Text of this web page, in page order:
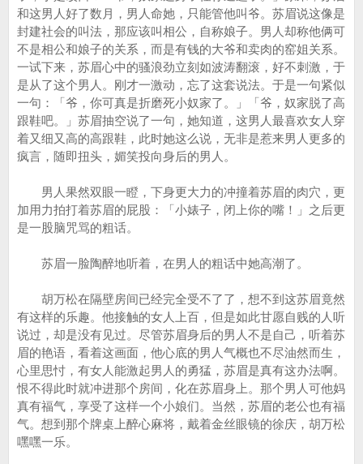
和这男人好了数月，男人命她，只能管他叫爷。苏眉说这像是
封建社会的叫法，那应该叫相公，自称娘子。男人却称他俩可
不是相公和娘子的关系，而是有钱的大爷和卖肉的窑姐关系。
一试下来，苏眉心中的骚浪劲立刻如波涛翻滚，好不刺激，于
是从了这个男人。刚才一激动，忘了这套说法。于是一句紧似
一句：「爷，你可真是折磨死小奴家了。」「爷，奴家脱了高
跟鞋吧。」苏眉抽空说了一句，她知道，这男人最喜欢女人穿
着又细又高的高跟鞋，此时她这么说，无非是惹来男人更多的
疯言，随即扭头，媚笑投向身后的男人。
男人果然双眼一瞪，下身更大力的冲撞着苏眉的肉穴，更
加用力拍打着苏眉的屁股：「小婊子，闭上你的嘴！」之后更
是一股脑咒骂的粗话。
苏眉一脸陶醉地听着，在男人的粗话中她高潮了。
胡万松在隔壁房间已经完全受不了了，想不到这苏眉竟然
有这样的乐趣。他接触的女人上百，但是如此甘愿自贱的人听
说过，却是没有见过。尽管苏眉身后的男人不是自己，听着苏
眉的艳语，看着这画面，他心底的男人气概也不尽油然而生，
心里思忖，有女人能激起男人的勇猛，苏眉是真有这办法啊。
恨不得此时就冲进那个房间，化在苏眉身上。那个男人可他妈
真有福气，享受了这样一个小娘们。当然，苏眉的老公也有福
气。想到那个牌桌上醉心麻将，戴着金丝眼镜的徐庆，胡万松
嘿嘿一乐。